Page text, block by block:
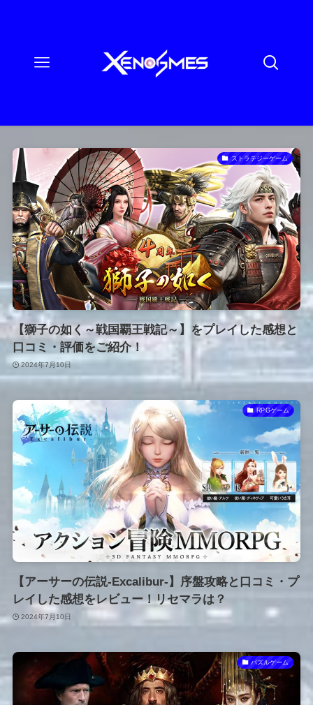
ストラテジーゲーム
【獅子の如く～戦国覇王戦記～】をプレイした感想と
口コミ・評価をご紹介！
2024年7月10日
RPGゲーム
【アーサーの伝説-Excalibur-】序盤攻略と口コミ・プ
レイした感想をレビュー！リセマラは？
2024年7月10日
パズルゲーム